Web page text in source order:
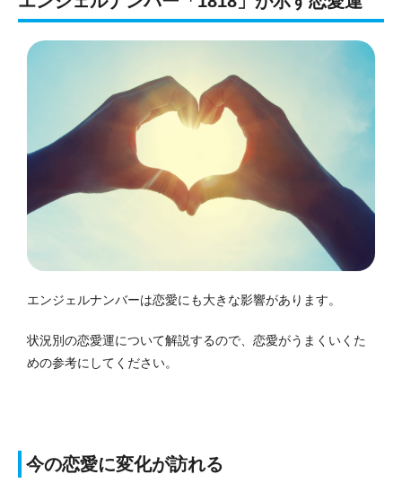
エンジェルナンバーは恋愛にも大きな影響があります。
状況別の恋愛運について解説するので、恋愛がうまくいくた
めの参考にしてください。
今の恋愛に変化が訪れる